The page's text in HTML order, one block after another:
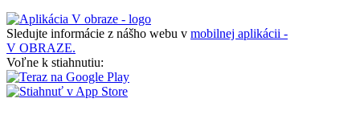
Sledujte informácie z nášho webu v mobilnej aplikácii -
V OBRAZE.
Voľne k stiahnutiu: